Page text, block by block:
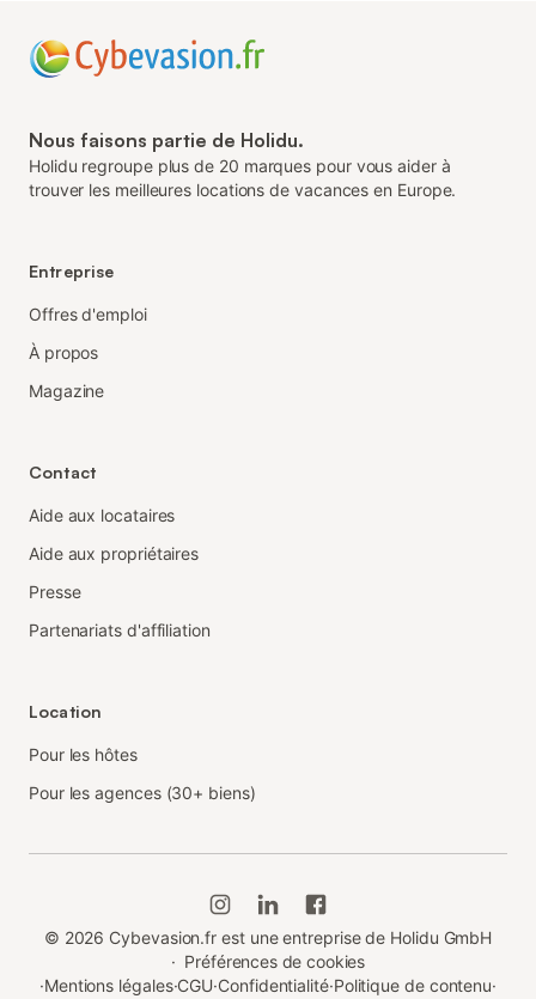
Nous faisons partie de Holidu.
Holidu regroupe plus de 20 marques pour vous aider à
trouver les meilleures locations de vacances en Europe.
Entreprise
Offres d'emploi
À propos
Magazine
Contact
Aide aux locataires
Aide aux propriétaires
Presse
Partenariats d'affiliation
Location
Pour les hôtes
Pour les agences (30+ biens)
© 2026 Cybevasion.fr est une entreprise de Holidu GmbH
· Préférences de cookies
·Mentions légales·CGU·Confidentialité·Politique de contenu·